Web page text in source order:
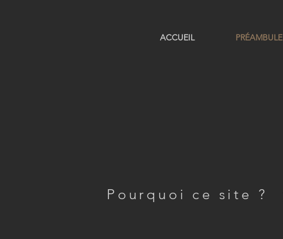
ACCUEIL PRÉAMBULE
Pourquoi ce site ?